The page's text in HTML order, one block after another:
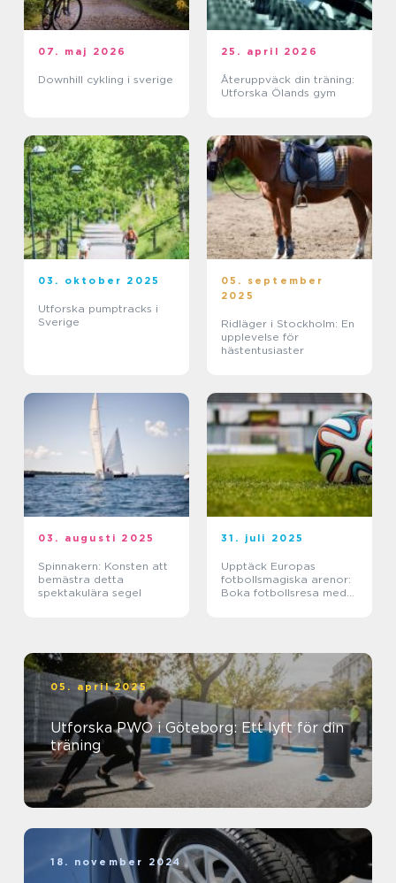
07. maj 2026
Downhill cykling i sverige
25. april 2026
Återuppväck din träning:
Utforska Ölands gym
03. oktober 2025
Utforska pumptracks i
Sverige
05. september
2025
Ridläger i Stockholm: En
upplevelse för
hästentusiaster
03. augusti 2025
Spinnakern: Konsten att
bemästra detta
spektakulära segel
31. juli 2025
Upptäck Europas
fotbollsmagiska arenor:
Boka fotbollsresa med
05. april 2025
Utforska PWO i Göteborg: Ett lyft för din
träning
18. november 2024